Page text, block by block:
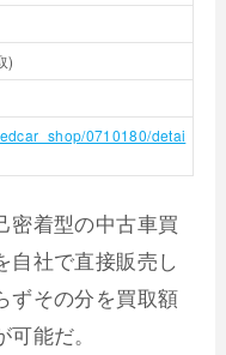
)
0710180/detai
密着型の中古車買
自社で直接販売し
ずその分を買取額
能だ。